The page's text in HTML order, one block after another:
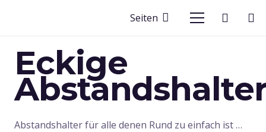
Seiten
Eckige
Abstandshalter für alle denen Rund zu einfach ist …